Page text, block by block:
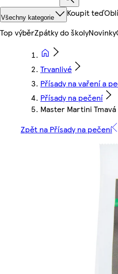
Všechny kategorie Koupit teď
Top výběrZpátky do školyNovinky
Trvanlivé
Přísady na vaření a
Přísady na pečení
Master Martini
Zpět na Přísady na pečení